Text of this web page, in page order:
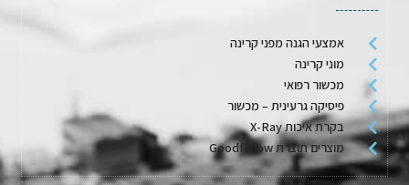
אמצעי הגנה מפני קרינה
מוני קרינה
מכשור רפואי
פיסיקה גרעינית – מכשור
בקרת איכות X-Ray
מוצרים תוצרת Goodfellow